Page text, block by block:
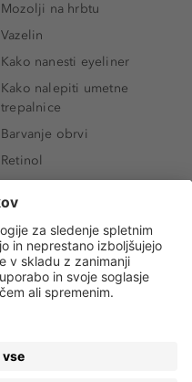
Mozolji na hrbtu
Vazelin
Kako nanesti eyeliner
Kako nalepiti umetne
trepalnice
Barvanje obrvi
Retinol
Niacinamid
Rozacea
Salicilna kislina